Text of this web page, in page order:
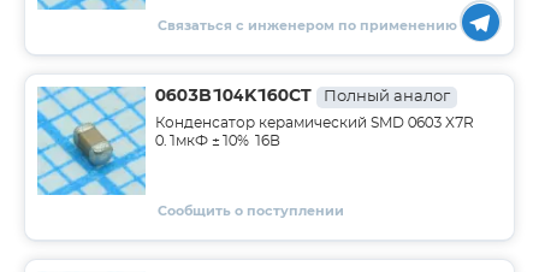
Связаться с инженером по применению
0603B104K160CT Полный аналог
Конденсатор керамический SMD 0603 X7R
0.1мкФ ±10% 16В
Сообщить о поступлении